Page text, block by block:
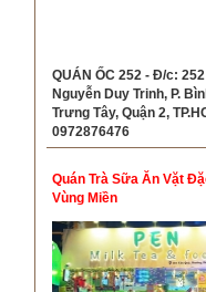
QUÁN ỐC 252 - Đ/c: 252
Nguyễn Duy Trinh, P.
Trưng Tây, Quận 2,
0972876476
Quán Trà Sữa Ăn Vặt
Vùng Miền